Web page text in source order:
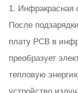
1. Инфракрасная
После
плату PCB в
преобразует
тепловую